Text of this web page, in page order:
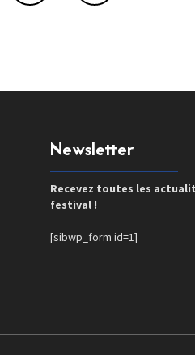
Newsletter
Recevez toutes les
festival !
[sibwp_form id=1]